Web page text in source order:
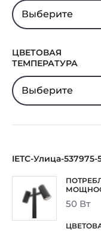
Выберите
ЦВЕТОВАЯ
ТЕМПЕРАТУРА
Выберите
IETC-Улица-
50 Вт